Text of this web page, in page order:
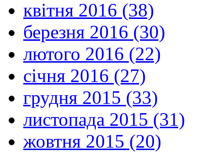
квітня 2016 (38)
березня 2016 (30)
лютого 2016 (22)
січня 2016 (27)
грудня 2015 (33)
листопада 2015 (31)
жовтня 2015 (20)